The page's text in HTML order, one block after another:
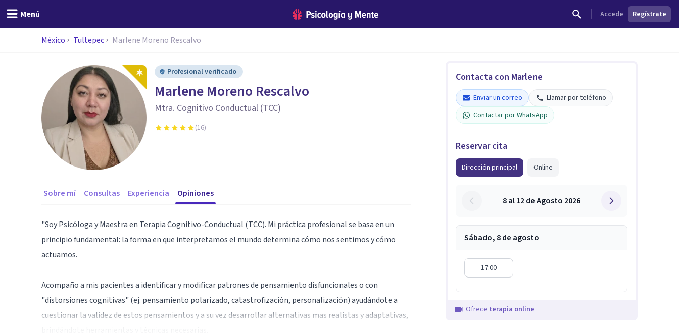
Menú Accede Regístrate
México Tultepec Marlene Moreno Rescalvo
Profesional verificado
Marlene Moreno Rescalvo
Mtra. Cognitivo Conductual (TCC)
(16)
Sobre mí Consultas Experiencia Opiniones
"Soy Psicóloga y Maestra en Terapia Cognitivo-Conductual (TCC). Mi práctica profesional se basa en un
principio fundamental: la forma en que interpretamos el mundo determina cómo nos sentimos y cómo
actuamos.
​Acompaño a mis pacientes a identificar y modificar patrones de pensamiento disfuncionales o con
"distorsiones cognitivas" (ej. pensamiento polarizado, catastrofización, personalización) ayudándote a
cuestionar la validez de estos pensamientos y a su vez desarrollar alternativas mas realistas y adaptativas,
Contacta con Marlene
Enviar un correo
Llamar por teléfono
Contactar por WhatsApp
Reservar cita
Dirección principal Online
8 al 12 de Agosto 2026
Sábado, 8 de agosto
17:00
Ofrece terapia online